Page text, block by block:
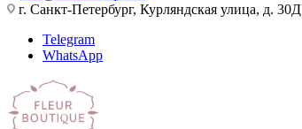
г. Санкт-Петербург, Курляндская улица, д. 30Д
Telegram
WhatsApp